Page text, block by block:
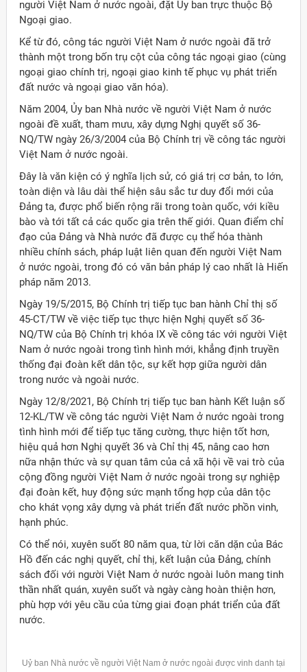
người Việt Nam ở nước ngoài, đặt Ủy ban trực thuộc Bộ
Ngoại giao.
Kể từ đó, công tác người Việt Nam ở nước ngoài đã trở
thành một trong bốn trụ cột của công tác ngoại giao (cùng
ngoại giao chính trị, ngoại giao kinh tế phục vụ phát triển
đất nước và ngoại giao văn hóa).
Năm 2004, Ủy ban Nhà nước về người Việt Nam ở nước
ngoài đề xuất, tham mưu, xây dựng Nghị quyết số 36-
NQ/TW ngày 26/3/2004 của Bộ Chính trị về công tác người
Việt Nam ở nước ngoài.
Đây là văn kiện có ý nghĩa lịch sử, có giá trị cơ bản, to lớn,
toàn diện và lâu dài thể hiện sâu sắc tư duy đổi mới của
Đảng ta, được phổ biến rộng rãi trong toàn quốc, với kiều
bào và tới tất cả các quốc gia trên thế giới. Quan điểm chỉ
đạo của Đảng và Nhà nước đã được cụ thể hóa thành
nhiều chính sách, pháp luật liên quan đến người Việt Nam
ở nước ngoài, trong đó có văn bản pháp lý cao nhất là Hiến
pháp năm 2013.
Ngày 19/5/2015, Bộ Chính trị tiếp tục ban hành Chỉ thị số
45-CT/TW về việc tiếp tục thực hiện Nghị quyết số 36-
NQ/TW của Bộ Chính trị khóa IX về công tác với người Việt
Nam ở nước ngoài trong tình hình mới, khẳng định truyền
thống đại đoàn kết dân tộc, sự kết hợp giữa người dân
trong nước và ngoài nước.
Ngày 12/8/2021, Bộ Chính trị tiếp tục ban hành Kết luận số
12-KL/TW về công tác người Việt Nam ở nước ngoài trong
tình hình mới để tiếp tục tăng cường, thực hiện tốt hơn,
hiệu quả hơn Nghị quyết 36 và Chỉ thị 45, nâng cao hơn
nữa nhận thức và sự quan tâm của cả xã hội về vai trò của
cộng đồng người Việt Nam ở nước ngoài trong sự nghiệp
đại đoàn kết, huy động sức mạnh tổng hợp của dân tộc
cho khát vọng xây dựng và phát triển đất nước phồn vinh,
hạnh phúc.
Có thể nói, xuyên suốt 80 năm qua, từ lời căn dặn của Bác
Hồ đến các nghị quyết, chỉ thị, kết luận của Đảng, chính
sách đối với người Việt Nam ở nước ngoài luôn mang tinh
thần nhất quán, xuyên suốt và ngày càng hoàn thiện hơn,
phù hợp với yêu cầu của từng giai đoạn phát triển của đất
nước.
Uỷ ban Nhà nước về người Việt Nam ở nước ngoài được vinh danh tại